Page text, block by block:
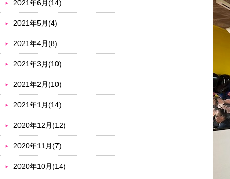
2021年6月(14)
2021年5月(4)
2021年4月(8)
2021年3月(10)
2021年2月(10)
2021年1月(14)
2020年12月(12)
2020年11月(7)
2020年10月(14)